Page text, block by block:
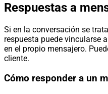
Respuestas a
Si en la conversación se
respuesta puede vincularse
en el propio mensajero.
cliente.
Cómo responder a un